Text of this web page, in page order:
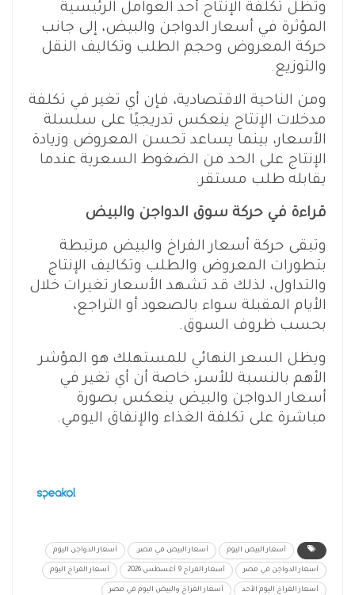
وتظل تكلفة الإنتاج أحد العوامل الرئيسية
المؤثرة في أسعار الدواجن والبيض، إلى جانب
حركة المعروض وحجم الطلب وتكاليف النقل
والتوزيع.
ومن الناحية الاقتصادية، فإن أي تغير في تكلفة
مدخلات الإنتاج ينعكس تدريجيًا على سلسلة
الأسعار، بينما يساعد تحسن المعروض وزيادة
الإنتاج على الحد من الضغوط السعرية عندما
يقابله طلب مستقر.
قراءة في حركة سوق الدواجن والبيض
وتبقى حركة أسعار الفراخ والبيض مرتبطة
بتطورات المعروض والطلب وتكاليف الإنتاج
والتداول، لذلك قد تشهد الأسعار تغيرات خلال
الأيام المقبلة سواء بالصعود أو التراجع،
بحسب ظروف السوق.
ويظل السعر النهائي للمستهلك هو المؤشر
الأهم بالنسبة للأسر، خاصة أن أي تغير في
أسعار الدواجن والبيض ينعكس بصورة
مباشرة على تكلفة الغذاء والإنفاق اليومي.
أسعار البيض اليوم أسعار البيض في مصر. أسعار الدواجن اليوم
أسعار الدواجن في مصر أسعار الفراخ 9 أغسطس 2026 أسعار الفراخ اليوم
أسعار الفراخ اليوم الأحد أسعار الفراخ والبيض اليوم في مصر